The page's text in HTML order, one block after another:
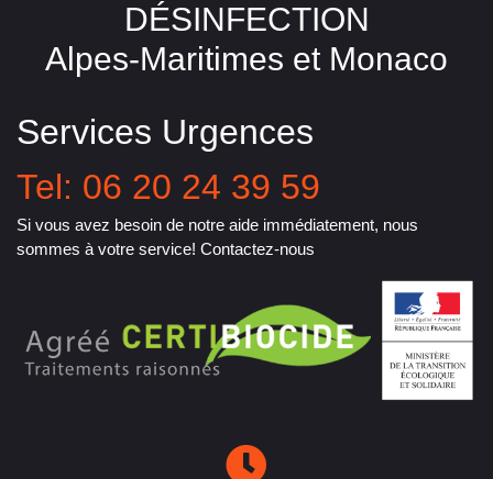
DÉSINFECTION
Alpes-Maritimes et Monaco
Services Urgences
Tel: 06 20 24 39 59
Si vous avez besoin de notre aide immédiatement, nous
sommes à votre service! Contactez-nous